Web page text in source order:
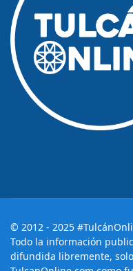
© 2012 - 2025
Todo la información
difundida libremente,